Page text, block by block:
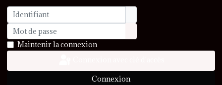
Identifiant
Mot de passe
Afficher le mot de passe
Maintenir la connexion
Connexion